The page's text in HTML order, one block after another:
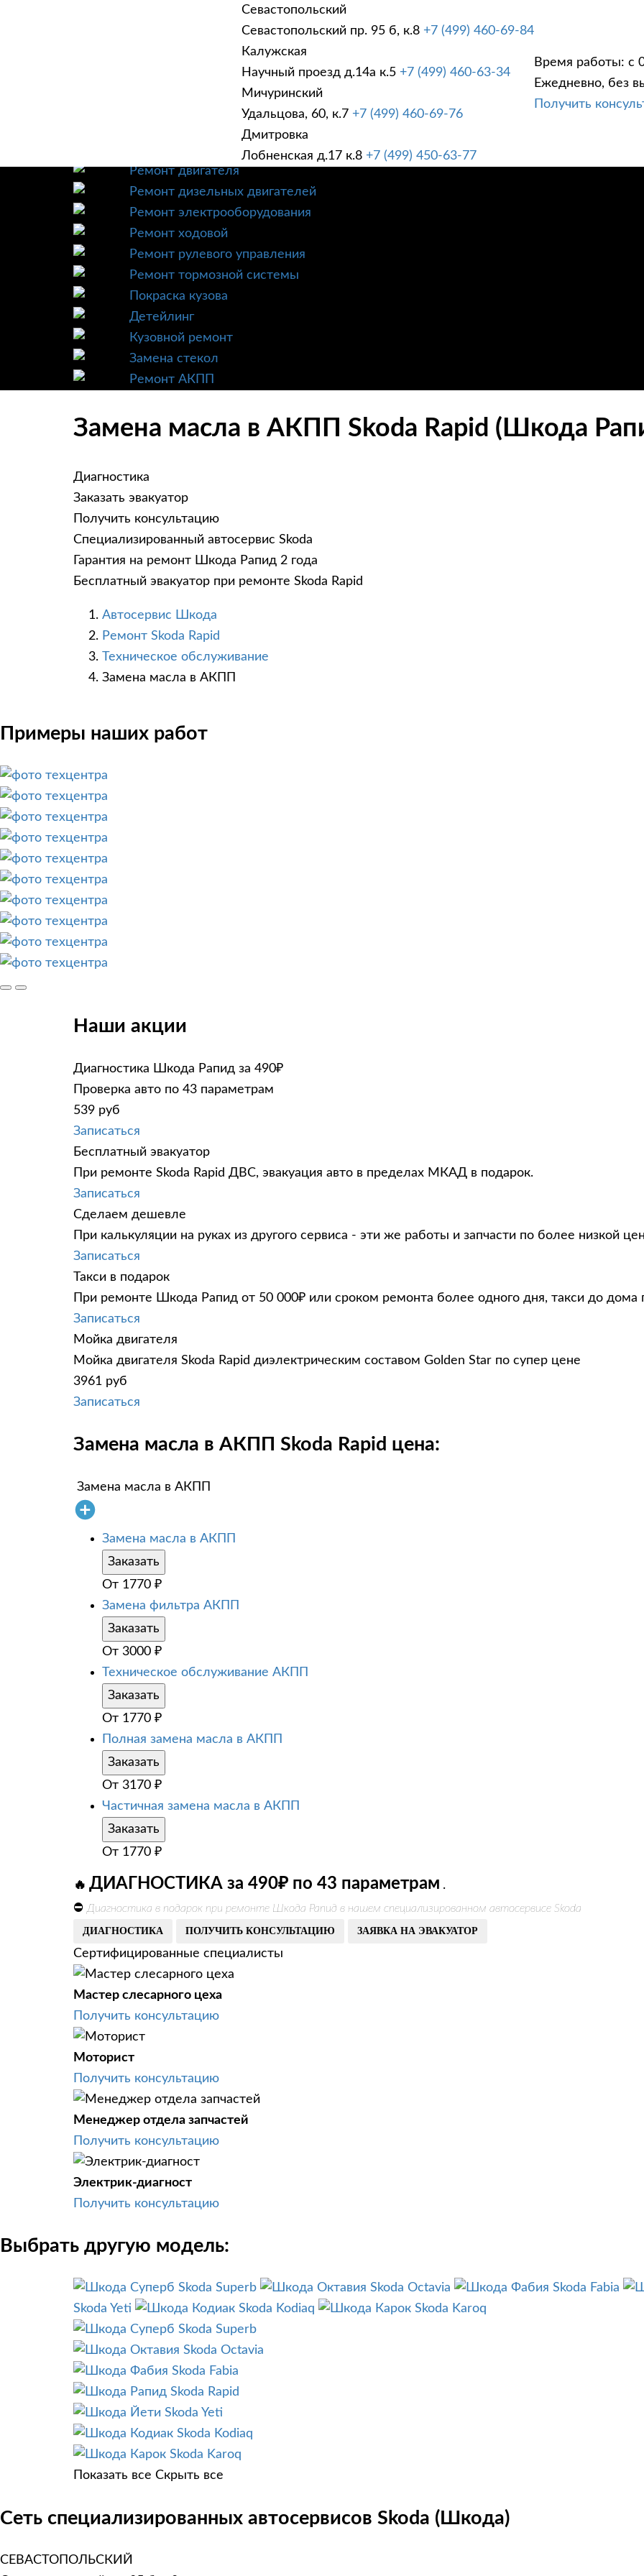
Севастопольский
Севастопольский пр. 95 б, к.8 +7 (499) 460-69-84
Калужская
Научный проезд д.14а к.5 +7 (499) 460-63-34
Мичуринский
Удальцова, 60, к.7 +7 (499) 460-69-76
Дмитровка
Лобненская д.17 к.8 +7 (499) 450-63-77
Время работы: с
Ежедневно, без
Получить
УСЛУГИ
Техническое обслуживание
Ремонт трансмиссии
Ремонт двигателя
Ремонт дизельных двигателей
Ремонт электрооборудования
Ремонт ходовой
Ремонт рулевого управления
Ремонт тормозной системы
Покраска кузова
Детейлинг
Кузовной ремонт
Замена стекол
Ремонт АКПП
Замена масла в АКПП Skoda Rapid (Шкода
Диагностика
Заказать эвакуатор
Получить консультацию
Специализированный автосервис Skoda
Гарантия на ремонт Шкода Рапид 2 года
Бесплатный эвакуатор при ремонте Skoda Rapid
Автосервис Шкода
Ремонт Skoda Rapid
Техническое обслуживание
Замена масла в АКПП
Примеры наших работ
Наши акции
Диагностика Шкода Рапид за 490₽
Проверка авто по 43 параметрам
539 руб
Записаться
Бесплатный эвакуатор
При ремонте Skoda Rapid ДВС, эвакуация авто в пределах МКАД в подарок.
Записаться
Сделаем дешевле
При калькуляции на руках из другого сервиса - эти же работы и запчасти по более низкой
Записаться
Такси в подарок
При ремонте Шкода Рапид от 50 000₽ или сроком ремонта более одного дня, такси до дома
Записаться
Мойка двигателя
Мойка двигателя Skoda Rapid диэлектрическим составом Golden Star по супер цене
3961 руб
Записаться
Замена масла в АКПП Skoda Rapid цена:
Замена масла в АКПП
Замена масла в АКПП
Заказать
От 1770 ₽
Замена фильтра АКПП
Заказать
От 3000 ₽
Техническое обслуживание АКПП
Заказать
От 1770 ₽
Полная замена масла в АКПП
Заказать
От 3170 ₽
Частичная замена масла в АКПП
Заказать
От 1770 ₽
🔥 ДИАГНОСТИКА за 490₽ по 43 параметрам .
⛔ Диагностика в подарок при ремонте Шкода Рапид в нашем специализированном автосервисе Skoda
ДИАГНОСТИКА ПОЛУЧИТЬ КОНСУЛЬТАЦИЮ ЗАЯВКА НА ЭВАКУАТОР
Сертифицированные специалисты
Мастер слесарного цеха
Получить консультацию
Моторист
Получить консультацию
Менеджер отдела запчастей
Получить консультацию
Электрик-диагност
Получить консультацию
Выбрать другую модель:
Skoda Superb Skoda Octavia
Skoda Fabia
Skoda Yeti
Skoda Kodiaq
Skoda Karoq
Skoda Superb
Skoda Octavia
Skoda Fabia
Skoda Rapid
Skoda Yeti
Skoda Kodiaq
Skoda Karoq
Показать все Скрыть все
Сеть специализированных автосервисов Skoda (Шкода)
СЕВАСТОПОЛЬСКИЙ